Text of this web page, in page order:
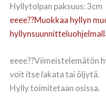
Hyllytolpan paksuus: 3cm
eeee??Muokkaa hyllyn
eeee??Viimeistelemätön
voit itse lakata tai öljytä.
Hylly toimitetaan osissa.